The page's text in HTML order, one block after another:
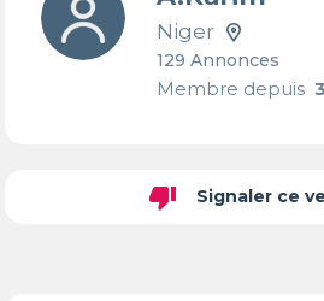
Niger
129 Annonces
Membre depuis3
thumb_down Signaler ce